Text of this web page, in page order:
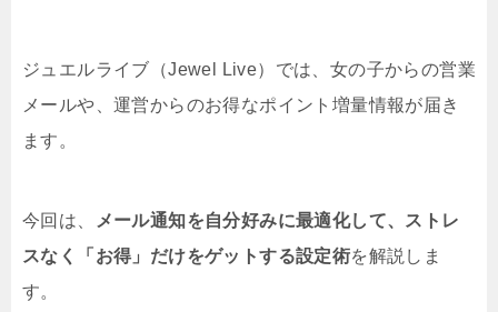
ジュエルライブ（Jewel Live）では、女の子からの営業
メールや、運営からのお得なポイント増量情報が届き
ます。
今回は、
メール通知を自分好みに最適化して、ストレ
スなく「お得」だけをゲットする設定術を解説しま
す。